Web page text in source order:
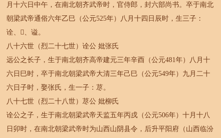
月十六日中午，在南北朝齐武帝时，官侍郎，封六部尚书。卒于南北
朝梁武帝通俗六年乙巳（公元525年）八月十四日辰时，生三子：
诠、、谥。
八十六世（烈二十七世）诠公 妣张氏
远公之长子，生于南北朝齐高帝建元三年辛酉（公元481年）八月十
六日巳时，卒于南北朝梁武帝大清三年己巳（公元549年）九月二十
六日子时，娶张氏，生一子：荩。
八十七世（烈二十八世）荩公 妣柳氏
诠公之子，生于南北朝梁武帝天监五年丙戌（公元506年）十月十八
日卯时，在南北朝梁武帝时为山西山阴县令，后升平阳府（山西临汾